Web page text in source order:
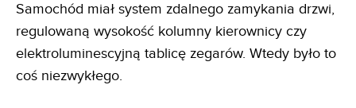
Samochód miał system zdalnego zamykania drzwi,
regulowaną wysokość kolumny kierownicy czy
elektroluminescyjną tablicę zegarów. Wtedy było to
coś niezwykłego.